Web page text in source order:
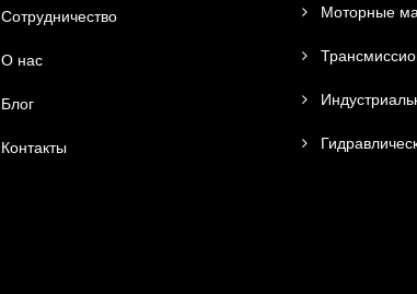
Сотрудничество
О нас
Блог
Контакты
Моторные